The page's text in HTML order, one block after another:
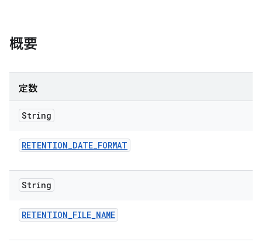
概要
定数
String
RETENTION_DATE_FORMAT
String
RETENTION_FILE_NAME